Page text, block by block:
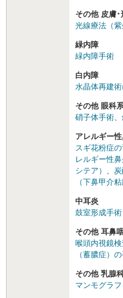
その他 皮膚
光線療法（紫
緑内障
緑内障手術
白内障
水晶体再建
その他 眼科
硝子体手術、
アレルギー
スギ花粉症
レルギー性
シテア） 、
（下鼻甲介
中耳炎
鼓室形成手術
その他 耳鼻
喉頭内視鏡検
（蓄膿症）
その他 乳腺
マンモグラフ